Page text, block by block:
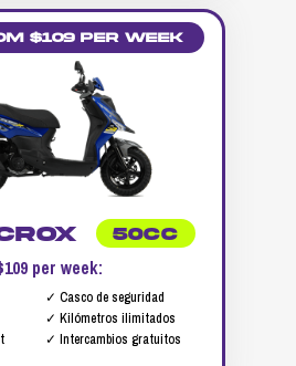
$109 per week
50CC
per week:
✓ Casco de seguridad
✓ Kilómetros ilimitados
✓ Intercambios gratuitos